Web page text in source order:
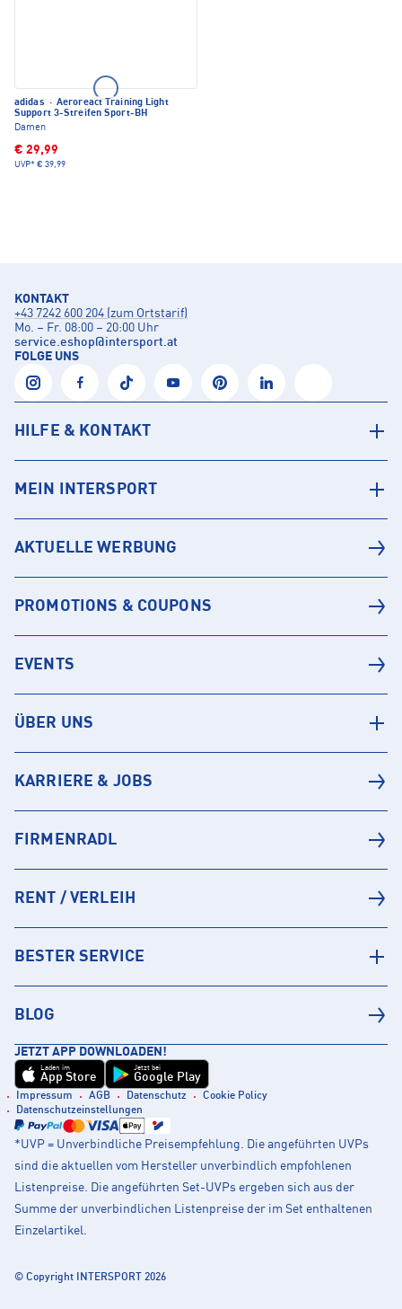
adidas · Aeroreact Training Light
Support 3-Streifen Sport-BH
Damen
€ 29,99
UVP* € 39,99
KONTAKT
+43 7242 600 204 (zum Ortstarif)
Mo. – Fr. 08:00 – 20:00 Uhr
service.eshop@intersport.at
FOLGE UNS
HILFE & KONTAKT
MEIN INTERSPORT
AKTUELLE WERBUNG
PROMOTIONS & COUPONS
EVENTS
ÜBER UNS
KARRIERE & JOBS
FIRMENRADL
RENT / VERLEIH
BESTER SERVICE
BLOG
JETZT APP DOWNLOADEN!
Laden im
App Store
Jetzt bei
Google Play
Impressum AGB Datenschutz
Cookie Policy
Datenschutzeinstellungen
*UVP = Unverbindliche Preisempfehlung. Die angeführten UVPs
sind die aktuellen vom Hersteller unverbindlich empfohlenen
Listenpreise. Die angeführten Set-UVPs ergeben sich aus der
Summe der unverbindlichen Listenpreise der im Set enthaltenen
Einzelartikel.
© Copyright INTERSPORT 2026